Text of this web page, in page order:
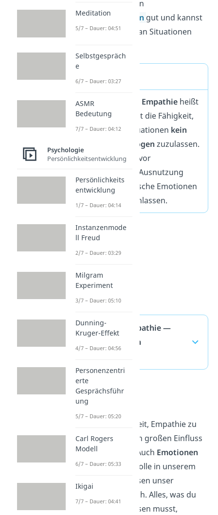
mit unterschiedlichen
Persönlichkeitstypen gut und kannst
dich daher vielfältig an Situationen
Ekpathie
DasGegenteil Empathieheißt
Ekpathie und meint die Fähigkeit,
in bestimmten Situationen kein
Einfühlungsvermögen zuzulassen.
So kannst du dich vor
Manipulation und Ausnutzung
schützen und kritische Emotionen
nicht an dich heranlassen.
4 Säulen der Empathie —
häufigste Fragen
Emotionen
Nicht nur die Fähigkeit, Empathie zu
empfinden, hat einen großen Einfluss
auf unser Handeln. Auch Emotionen
spielen eine große Rolle in unserem
Alltag und beeinflussen unser
Verhalten maßgeblich. Alles, was du
über Emotionen wissen musst,
Meditation
5/7 – Dauer: 04:51
Selbstgespräch
e
6/7 – Dauer: 03:27
ASMR
Bedeutung
7/7 – Dauer: 04:12
Psychologie
Persönlichkeitsentwicklung
Persönlichkeits
entwicklung
1/7 – Dauer: 04:14
Instanzenmode
ll Freud
2/7 – Dauer: 03:29
Milgram
Experiment
3/7 – Dauer: 05:10
Dunning-
Kruger-Effekt
4/7 – Dauer: 04:56
Personenzentri
erte
Gesprächsführ
ung
5/7 – Dauer: 05:20
Carl Rogers
Modell
6/7 – Dauer: 05:33
Ikigai
7/7 – Dauer: 04:41